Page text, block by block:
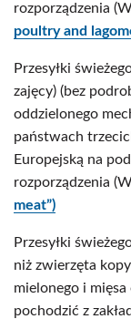
rozporządzenia
poultry and
Przesyłki
zajęcy) (bez
oddzielonego
państwach
Europejską na
rozporządzenia
meat”)
Przesyłki
niż zwierzęta
mielonego i
pochodzić z